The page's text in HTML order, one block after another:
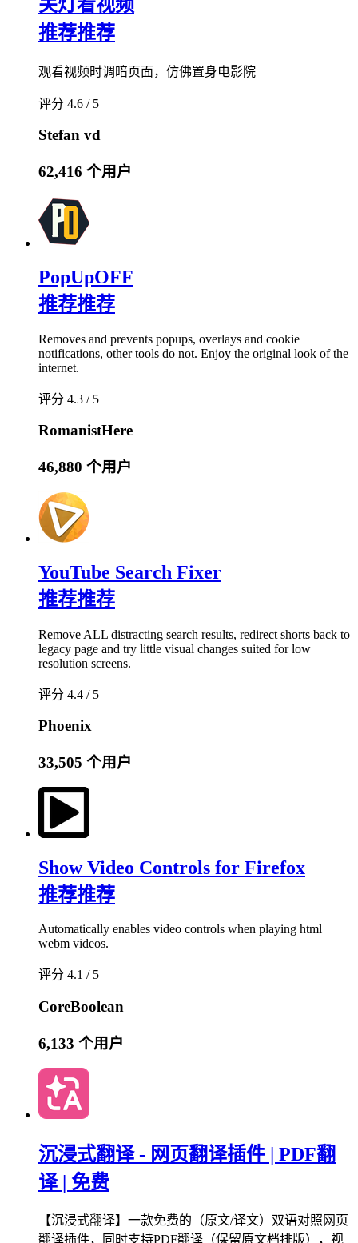
关灯看视频
推荐推荐
观看视频时调暗页面，仿佛置身电影院
评分 4.6 / 5
Stefan vd
62,416 个用户
PopUpOFF
推荐推荐
Removes and prevents popups, overlays and cookie
notifications, other tools do not. Enjoy the original look of the
internet.
评分 4.3 / 5
RomanistHere
46,880 个用户
YouTube Search Fixer
推荐推荐
Remove ALL distracting search results, redirect shorts back to
legacy page and try little visual changes suited for low
resolution screens.
评分 4.4 / 5
Phoenix
33,505 个用户
Show Video Controls for Firefox
推荐推荐
Automatically enables video controls when playing html
webm videos.
评分 4.1 / 5
CoreBoolean
6,133 个用户
沉浸式翻译 - 网页翻译插件 | PDF翻
译 | 免费
【沉浸式翻译】一款免费的（原文/译文）双语对照网页
翻译插件，同时支持PDF翻译（保留原文档排版），视